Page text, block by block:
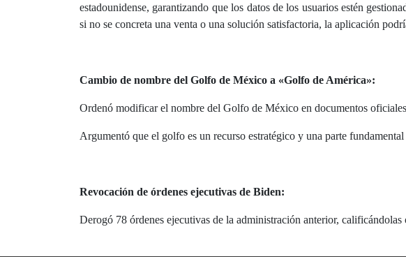
estadounidense, garantizando que los datos de los usuarios estén
si no se concreta una venta o una solución satisfactoria, la aplicación
Cambio de nombre del Golfo de México a «Golfo de América»:
Ordenó modificar el nombre del Golfo de México en documentos
Argumentó que el golfo es un recurso estratégico y una parte
Revocación de órdenes ejecutivas de Biden:
Derogó 78 órdenes ejecutivas de la administración anterior,